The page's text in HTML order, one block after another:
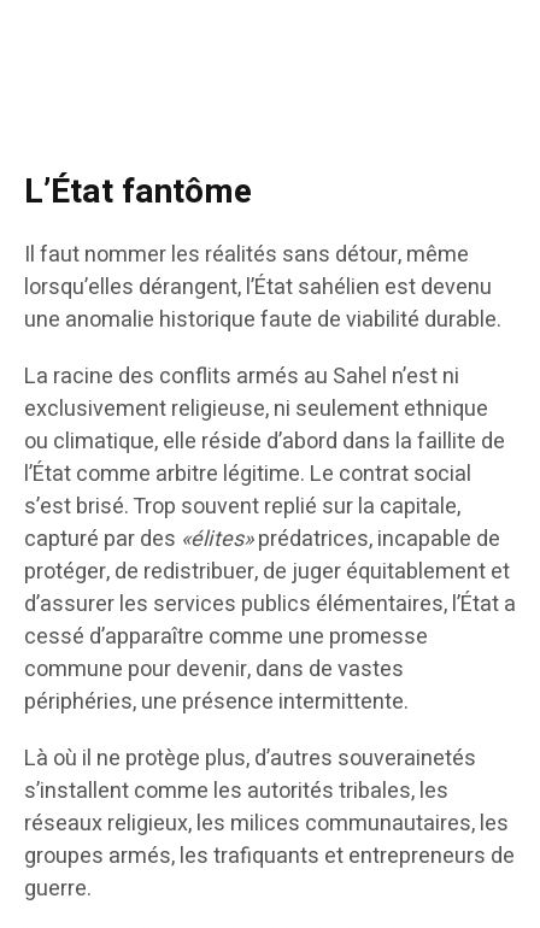
L’État fantôme
Il faut nommer les réalités sans détour, même
lorsqu’elles dérangent, l’État sahélien est devenu
une anomalie historique faute de viabilité durable.
La racine des conflits armés au Sahel n’est ni
exclusivement religieuse, ni seulement ethnique
ou climatique, elle réside d’abord dans la faillite de
l’État comme arbitre légitime. Le contrat social
s’est brisé. Trop souvent replié sur la capitale,
capturé par des «élites»prédatrices, incapable de
protéger, de redistribuer, de juger équitablement et
d’assurer les services publics élémentaires, l’État a
cessé d’apparaître comme une promesse
commune pour devenir, dans de vastes
périphéries, une présence intermittente.
Là où il ne protège plus, d’autres souverainetés
s’installent comme les autorités tribales, les
réseaux religieux, les milices communautaires, les
groupes armés, les trafiquants et entrepreneurs de
guerre.